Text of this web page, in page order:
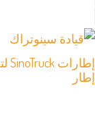
إطار